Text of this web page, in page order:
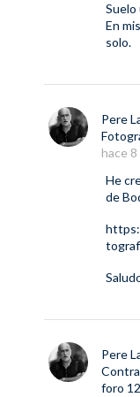
Suelo
En
solo.
Pere
hace 8
He
de
Pere
foro